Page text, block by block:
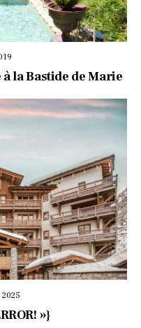
la Bastide de Marie
2025
»}